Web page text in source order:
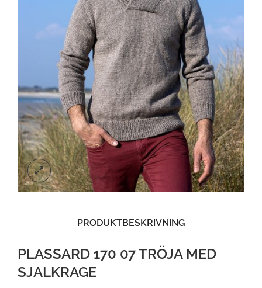
PRODUKTBESKRIVNING
PLASSARD 170 07 TRÖJA MED
SJALKRAGE